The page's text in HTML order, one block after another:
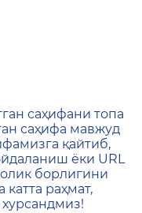
не
саҳифани топа
саҳифа мавжуд
қайтиб,
ёки URL
борлигини
раҳмат,